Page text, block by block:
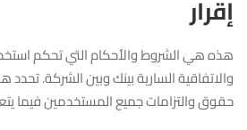
إقرار
هذه هي الشروط والأحكام التي تحكم
والاتفاقية السارية بينك وبين الشركة.
حقوق والتزامات جميع المستخدمين فيما